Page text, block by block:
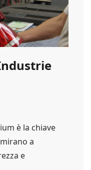
è la chiave
a
e